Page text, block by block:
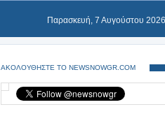
Παρασκευή, 7 Αυγούστου 2026
ΑΚΟΛΟΥΘΗΣΤΕ ΤΟ NEWSNOWGR.COM